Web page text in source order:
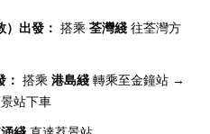
出發： 搭乘 荃灣綫 往荃灣方
搭乘 港島綫 轉乘至金鐘站 →
站下車